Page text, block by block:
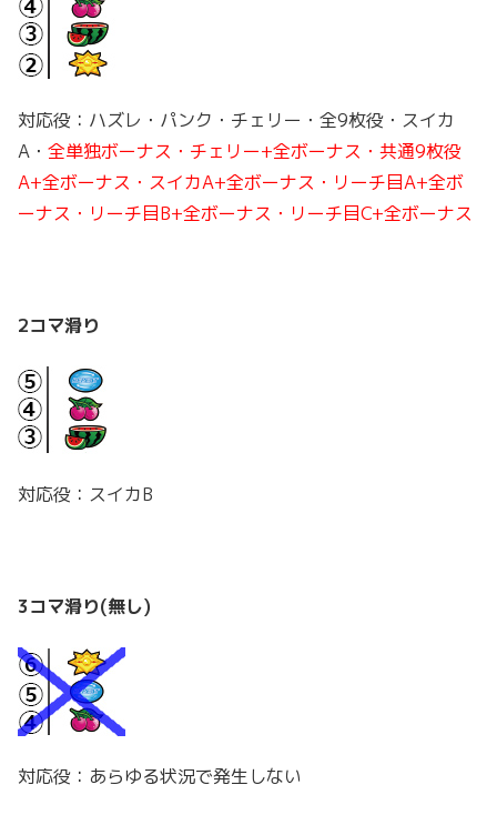
対応役：ハズレ・パンク・チェリー・全9枚役・スイカ
A・ 全単独ボーナス・チェリー+全ボーナス・共通9枚役
A+全ボーナス・スイカA+全ボーナス・リーチ目A+全ボ
ーナス・リーチ目B+全ボーナス・リーチ目C+全ボーナス
2コマ滑り
対応役：スイカB
3コマ滑り(無し)
対応役：あらゆる状況で発生しない